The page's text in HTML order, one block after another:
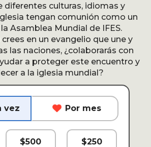
diferentes culturas, idiomas y
tengan comunión como un
Asamblea Mundial de IFES.
en un evangelio que une y
las naciones, ¿colaborarás con
a proteger este encuentro y
a la iglesia mundial?
vez Por mes
$500 $250